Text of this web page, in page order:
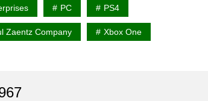
PC PS4
Zaentz Company Xbox One